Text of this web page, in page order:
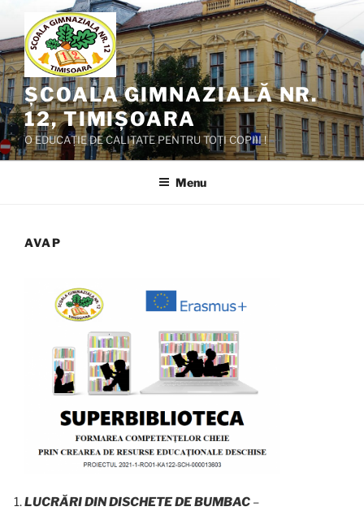
content
ȘCOALA GIMNAZIALĂ NR.
12, TIMIȘOARA
O EDUCAȚIE DE CALITATE PENTRU TOȚI COPIII !
Menu
AVAP
LUCRĂRI DIN DISCHETE DE BUMBAC –